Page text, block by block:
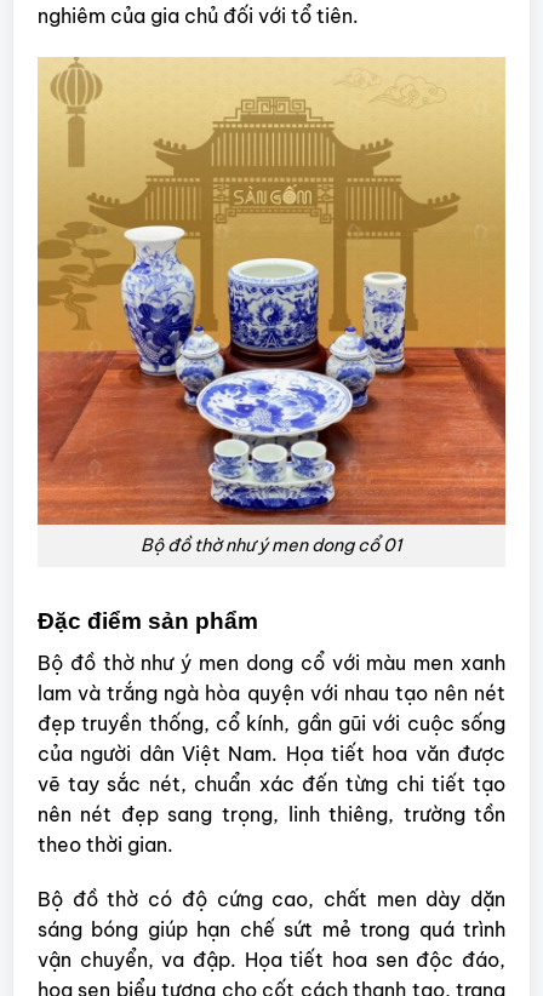
nghiêm của gia chủ đối với tổ tiên.
Bộ đồ thờ như ý men dong cổ 01
Đặc điểm sản phẩm
Bộ đồ thờ như ý men dong cổ với màu men xanh
lam và trắng ngà hòa quyện với nhau tạo nên nét
đẹp truyền thống, cổ kính, gần gũi với cuộc sống
của người dân Việt Nam. Họa tiết hoa văn được
vẽ tay sắc nét, chuẩn xác đến từng chi tiết tạo
nên nét đẹp sang trọng, linh thiêng, trường tồn
theo thời gian.
Bộ đồ thờ có độ cứng cao, chất men dày dặn
sáng bóng giúp hạn chế sứt mẻ trong quá trình
vận chuyển, va đập. Họa tiết hoa sen độc đáo,
hoa sen biểu tượng cho cốt cách thanh tao, trang